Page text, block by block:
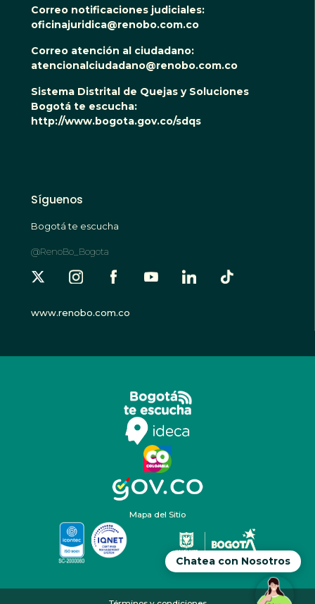
Chatea con Nosotros
Correo notificaciones judiciales:
oficinajuridica@renobo.com.co
Correo atención al ciudadano:
atencionalciudadano@renobo.com.co
Sistema Distrital de Quejas y Soluciones
Bogotá te escucha:
http://www.bogota.gov.co/sdqs
Síguenos
Bogotá te escucha
@RenoBo_Bogota
www.renobo.com.co
Mapa del Sitio